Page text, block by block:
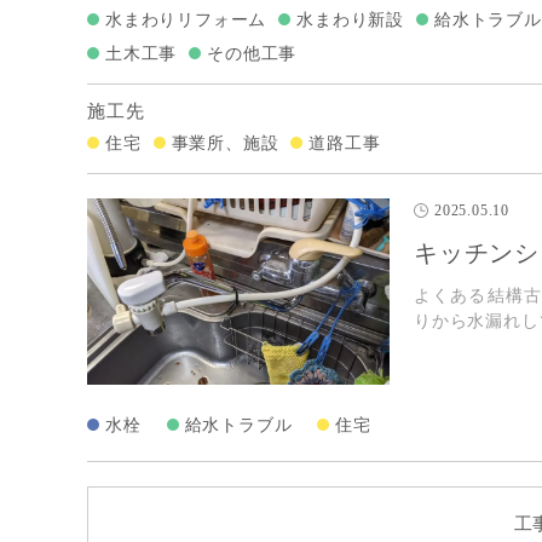
水まわりリフォーム 水まわり新設
給水トラブル
土木工事
その他工事
施工先
住宅 事業所、施設 道路工事
2025.05.10
キッチン
よくある結構
りから水漏れ
水栓 給水トラブル 住宅
工